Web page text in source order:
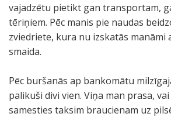
vajadzētu pietikt gan transportam,
tēriņiem. Pēc manis pie naudas
zviedriete, kura nu izskatās
smaida.
Pēc buršanās ap bankomātu
palikuši divi vien. Viņa man prasa,
samesties taksim braucienam uz